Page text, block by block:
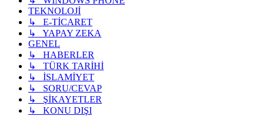
TEKNOLOJİ
↳ E-TİCARET
↳ YAPAY ZEKA
GENEL
↳ HABERLER
↳ TÜRK TARİHİ
↳ İSLAMİYET
↳ SORU/CEVAP
↳ ŞİKAYETLER
↳ KONU DIŞI